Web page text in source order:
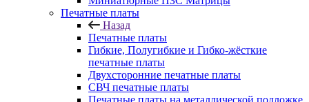
Печатные платы
Назад
Печатные платы
Гибкие, Полугибкие и Гибко-жёсткие
печатные платы
Двухсторонние печатные платы
СВЧ печатные платы
Печатные платы на металлической подложке